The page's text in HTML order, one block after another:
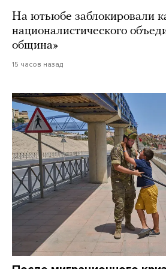
На ютьюбе заблокировали
националистического
община»
15 часов назад